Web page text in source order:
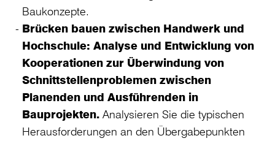
Baukonzepte.
Brücken bauen zwischen Handwerk und
Hochschule: Analyse und Entwicklung von
Kooperationen zur Überwindung von
Schnittstellenproblemen zwischen
Planenden und Ausführenden in
Bauprojekten. Analysieren Sie die typischen
Herausforderungen an den Übergabepunkten